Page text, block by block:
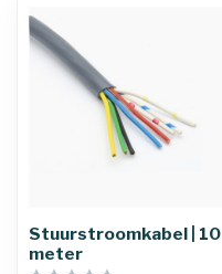
Stuurstroomkabel | 10
meter